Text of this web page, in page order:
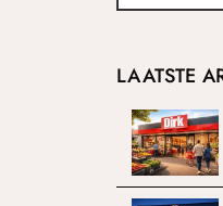
LAATSTE